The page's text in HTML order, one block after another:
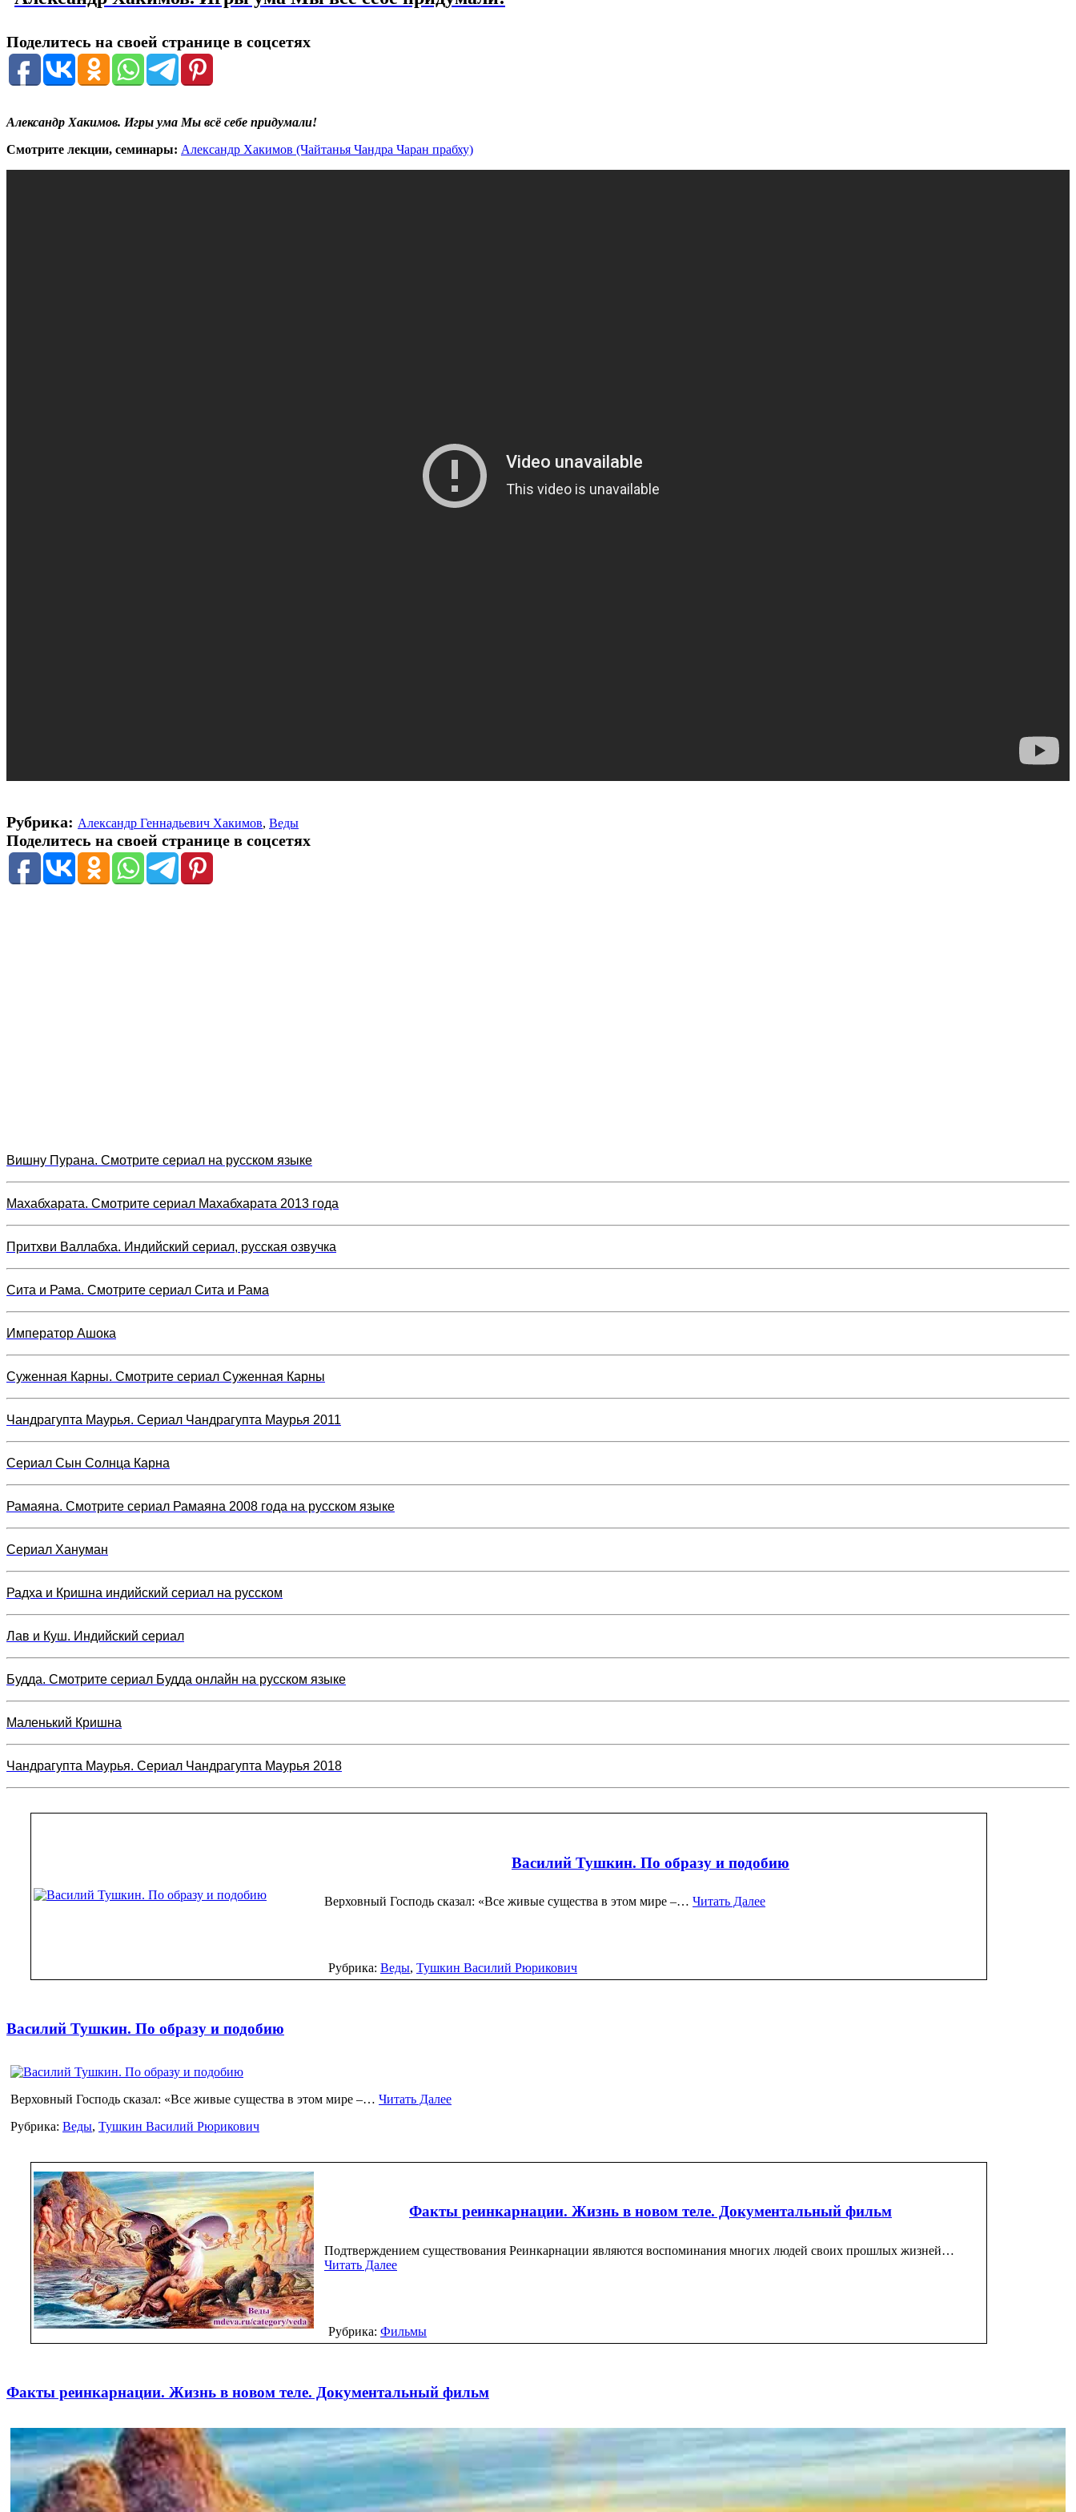
Поделитесь на своей странице в соцсетях
Александр Хакимов. Игры ума Мы всё себе придумали!
Смотрите лекции, семинары: Александр Хакимов (Чайтанья Чандра Чаран прабху)
Рубрика: Александр Геннадьевич Хакимов, Веды
Поделитесь на своей странице в соцсетях
Вишну Пурана. Смотрите сериал на русском языке
Махабхарата. Смотрите сериал Махабхарата 2013 года
Притхви Валлабха. Индийский сериал, русская озвучка
Сита и Рама. Смотрите сериал Сита и Рама
Император Ашока
Суженная Карны. Смотрите сериал Суженная Карны
Чандрагупта Маурья. Сериал Чандрагупта Маурья 2011
Сериал Сын Солнца Карна
Рамаяна. Смотрите сериал Рамаяна 2008 года на русском языке
Сериал Хануман
Радха и Кришна индийский сериал на русском
Лав и Куш. Индийский сериал
Будда. Смотрите сериал Будда онлайн на русском языке
Маленький Кришна
Чандрагупта Маурья. Сериал Чандрагупта Маурья 2018
Василий Тушкин. По образу и подобию
Верховный Господь сказал: «Все живые существа в этом мире –… Читать Далее
Рубрика: Веды, Тушкин Василий Рюрикович
Василий Тушкин. По образу и подобию
Верховный Господь сказал: «Все живые существа в этом мире –… Читать Далее
Рубрика: Веды, Тушкин Василий Рюрикович
Факты реинкарнации. Жизнь в новом теле. Документальный фильм
Подтверждением существования Реинкарнации являются воспоминания многих людей своих прошлых жизней…
Читать Далее
Рубрика: Фильмы
Факты реинкарнации. Жизнь в новом теле. Документальный фильм